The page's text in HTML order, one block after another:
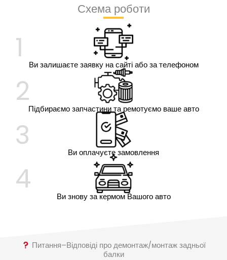
Схема роботи
1 Ви залишаєте заявку на сайті або за телефоном
2Підбираємо запчастини та ремотуємо ваше авто
3 Ви оплачуєте замовлення
4 Ви знову за кермом Вашого авто
Питання–Відповіді про демонтаж/монтаж задньої
балки